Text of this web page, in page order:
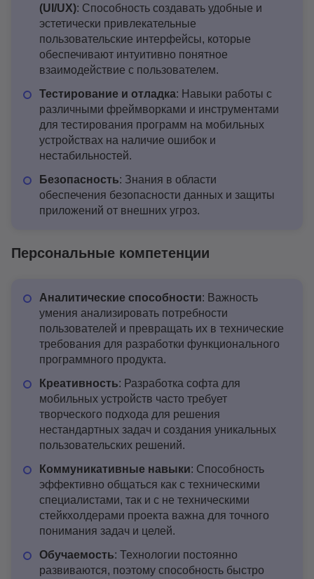
(UI/UX): Способность создавать удобные и
эстетически привлекательные
пользовательские интерфейсы, которые
обеспечивают интуитивно понятное
взаимодействие с пользователем.
Тестирование и отладка: Навыки работы с
различными фреймворками и инструментами
для тестирования программ на мобильных
устройствах на наличие ошибок и
нестабильностей.
Безопасность: Знания в области
обеспечения безопасности данных и защиты
приложений от внешних угроз.
Персональные компетенции
Аналитические способности: Важность
умения анализировать потребности
пользователей и превращать их в технические
требования для разработки функционального
программного продукта.
Креативность: Разработка софта для
мобильных устройств часто требует
творческого подхода для решения
нестандартных задач и создания уникальных
пользовательских решений.
Коммуникативные навыки: Способность
эффективно общаться как с техническими
специалистами, так и с не техническими
стейкхолдерами проекта важна для точного
понимания задач и целей.
Обучаемость: Технологии постоянно
развиваются, поэтому способность быстро